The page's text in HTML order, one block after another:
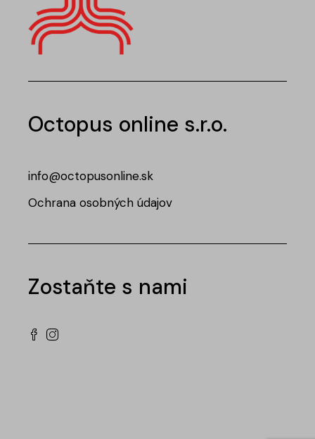
Octopus online s.r.o.
info@octopusonline.sk
Ochrana osobných údajov
Zostaňte s nami